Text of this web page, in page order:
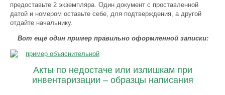
предоставьте 2 экземпляра. Один документ с проставленной
датой и номером оставьте себе, для подтверждения, а другой
отдайте начальнику.
Вот еще один пример правильно оформленной записки:
Акты по недостаче или излишкам при
инвентаризации – образцы написания